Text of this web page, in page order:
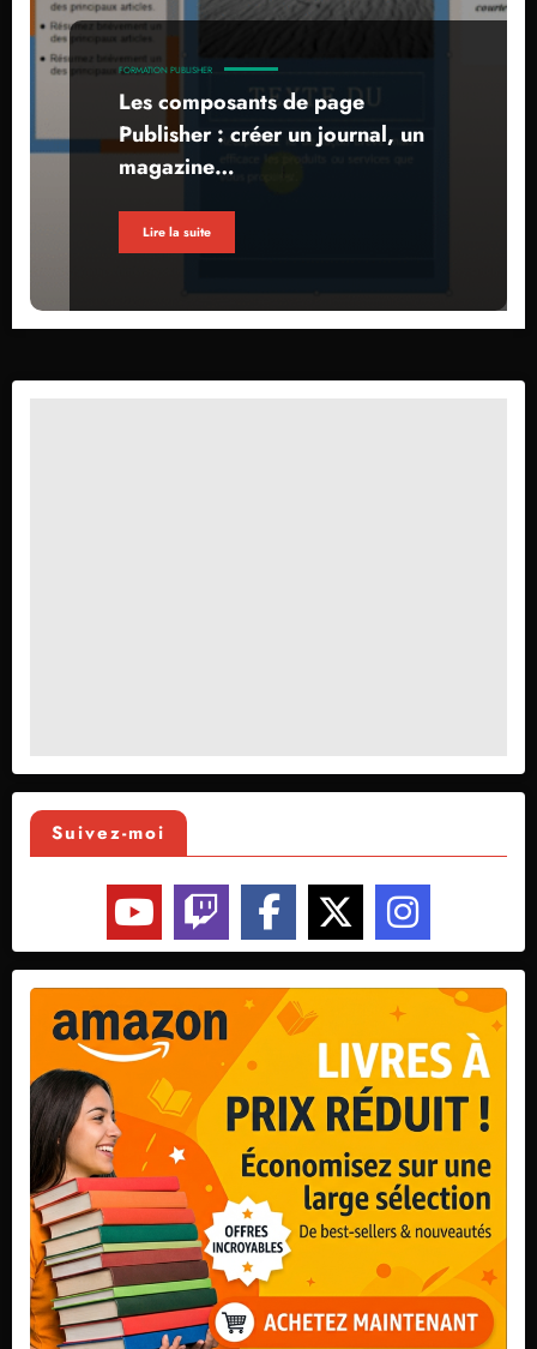
FORMATION PUBLISHER
Les composants de page
Publisher : créer un journal, un
magazine…
Lire la suite
Suivez-moi